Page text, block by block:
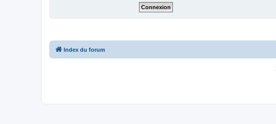
Index du forum